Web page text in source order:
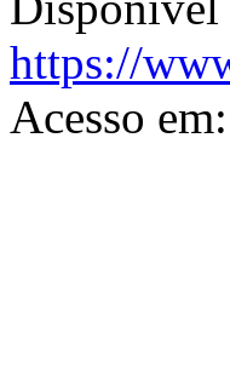
https://
Acesso